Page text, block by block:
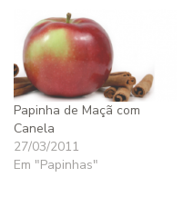
Papinha de Maçã com
Canela
27/03/2011
Em "Papinhas"